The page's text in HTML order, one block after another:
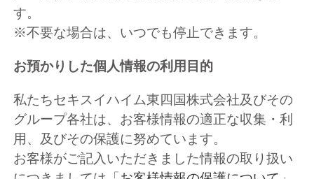
す。
※不要な場合は、いつでも停止できます。
お預かりした個人情報の利用目的
私たちセキスイハイム東四国株式会社及びその
グループ各社は、お客様情報の適正な収集・利
用、及びその保護に努めています。
お客様がご記入いただきました情報の取り扱い